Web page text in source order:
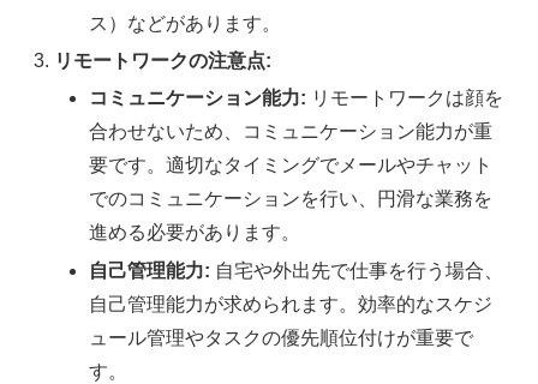
ス）などがあります。
リモートワークの注意点:
コミュニケーション能力: リモートワークは顔を
合わせないため、コミュニケーション能力が重
要です。適切なタイミングでメールやチャット
でのコミュニケーションを行い、円滑な業務を
進める必要があります。
自己管理能力: 自宅や外出先で仕事を行う場合、
自己管理能力が求められます。効率的なスケジ
ュール管理やタスクの優先順位付けが重要で
す。